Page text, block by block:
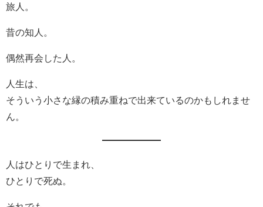
旅人。
昔の知人。
偶然再会した人。
人生は、
そういう小さな縁の積み重ねで出来ているのかもしれませ
ん。
人はひとりで生まれ、
ひとりで死ぬ。